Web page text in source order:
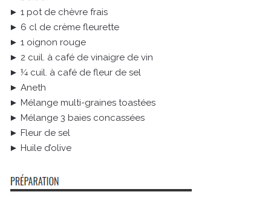
► 1 pot de chèvre frais
► 6 cl de crème fleurette
► 1 oignon rouge
► 2 cuil. à café de vinaigre de vin
► ¼ cuil. à café de fleur de sel
► Aneth
► Mélange multi-graines toastées
► Mélange 3 baies concassées
► Fleur de sel
► Huile d’olive